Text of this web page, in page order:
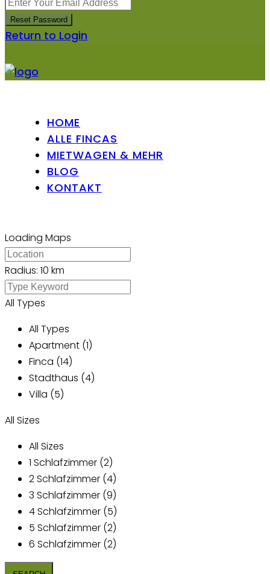
Reset Password
Return to Login
HOME
ALLE FINCAS
MIETWAGEN & MEHR
BLOG
KONTAKT
Loading Maps
Radius: 10 km
All Types
All Types
Apartment (1)
Finca (14)
Stadthaus (4)
Villa (5)
All Sizes
All Sizes
1 Schlafzimmer (2)
2 Schlafzimmer (4)
3 Schlafzimmer (9)
4 Schlafzimmer (5)
5 Schlafzimmer (2)
6 Schlafzimmer (2)